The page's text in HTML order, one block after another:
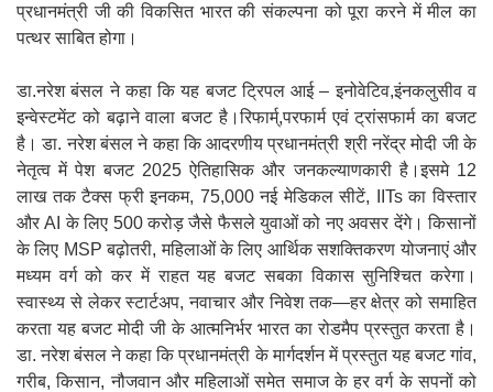
प्रधानमंत्री जी की विकसित भारत की संकल्पना को पूरा करने में मील का
पत्थर साबित होगा।
डा.नरेश बंसल ने कहा कि यह बजट ट्रिपल आई – इनोवेटिव,इंनकलुसीव व
इन्वेस्टमेंट को बढ़ाने वाला बजट है।रिफार्म्,परफार्म एवं ट्रांसफार्म का बजट
है। डा. नरेश बंसल ने कहा कि आदरणीय प्रधानमंत्री श्री नरेंद्र मोदी जी के
नेतृत्व में पेश बजट 2025 ऐतिहासिक और जनकल्याणकारी है।इसमे 12
लाख तक टैक्स फ्री इनकम, 75,000 नई मेडिकल सीटें, IITs का विस्तार
और AI के लिए 500 करोड़ जैसे फैसले युवाओं को नए अवसर देंगे। किसानों
के लिए MSP बढ़ोतरी, महिलाओं के लिए आर्थिक सशक्तिकरण योजनाएं और
मध्यम वर्ग को कर में राहत यह बजट सबका विकास सुनिश्चित करेगा।
स्वास्थ्य से लेकर स्टार्टअप, नवाचार और निवेश तक—हर क्षेत्र को समाहित
करता यह बजट मोदी जी के आत्मनिर्भर भारत का रोडमैप प्रस्तुत करता है।
डा. नरेश बंसल ने कहा कि प्रधानमंत्री के मार्गदर्शन में प्रस्तुत यह बजट गांव,
गरीब, किसान, नौजवान और महिलाओं समेत समाज के हर वर्ग के सपनों को